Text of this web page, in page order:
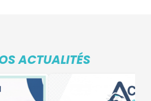
ACTUALITÉS